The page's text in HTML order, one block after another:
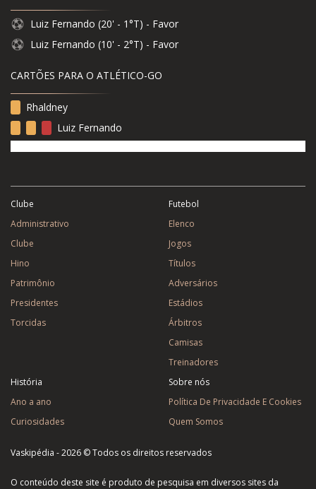
Luiz Fernando (20' - 1°T) - Favor
Luiz Fernando (10' - 2°T) - Favor
CARTÕES PARA O ATLÉTICO-GO
Rhaldney
Luiz Fernando
Clube
Administrativo
Clube
Hino
Patrimônio
Presidentes
Torcidas
Futebol
Elenco
Jogos
Títulos
Adversários
Estádios
Árbitros
Camisas
Treinadores
História
Ano a ano
Curiosidades
Sobre nós
Política De Privacidade E Cookies
Quem Somos
Vaskipédia - 2026 © Todos os direitos reservados
O conteúdo deste site é produto de pesquisa em diversos sites da